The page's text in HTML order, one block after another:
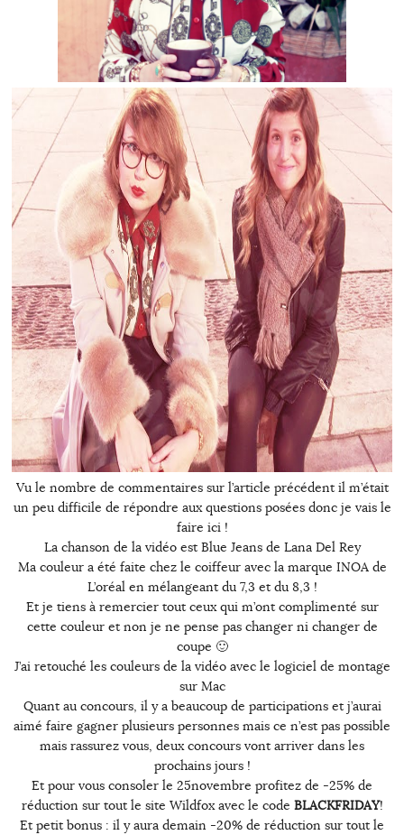
Vu le nombre de commentaires sur l’article précédent il m’était
un peu difficile de répondre aux questions posées donc je vais le
faire ici !
La chanson de la vidéo est Blue Jeans de Lana Del Rey
Ma couleur a été faite chez le coiffeur avec la marque INOA de
L’oréal en mélangeant du 7,3 et du 8,3 !
Et je tiens à remercier tout ceux qui m’ont complimenté sur
cette couleur et non je ne pense pas changer ni changer de
coupe 🙂
J’ai retouché les couleurs de la vidéo avec le logiciel de montage
sur Mac
Quant au concours, il y a beaucoup de participations et j’aurai
aimé faire gagner plusieurs personnes mais ce n’est pas possible
mais rassurez vous, deux concours vont arriver dans les
prochains jours !
Et pour vous consoler le 25novembre profitez de -25% de
réduction sur tout le site Wildfox avec le code BLACKFRIDAY!
Et petit bonus : il y aura demain -20% de réduction sur tout le